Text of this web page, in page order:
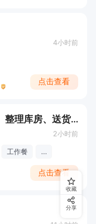
4小时前
点击查看
库管兼送货（装车、卸车、整理库房、送货）
2小时前
工作餐 ...
点击查看
收藏
分享